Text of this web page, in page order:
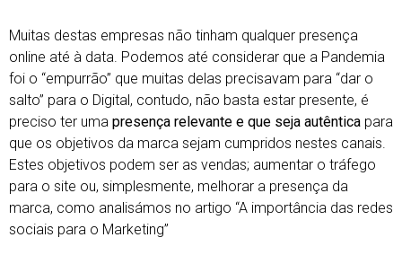
Muitas destas empresas não tinham qualquer presença
online até à data. Podemos até considerar que a Pandemia
foi o “empurrão” que muitas delas precisavam para “dar o
salto” para o Digital, contudo, não basta estar presente, é
preciso ter uma presença relevante e que seja autêntica para
que os objetivos da marca sejam cumpridos nestes canais.
Estes objetivos podem ser as vendas; aumentar o tráfego
para o site ou, simplesmente, melhorar a presença da
marca, como analisámos no artigo “A importância das redes
sociais para o Marketing”